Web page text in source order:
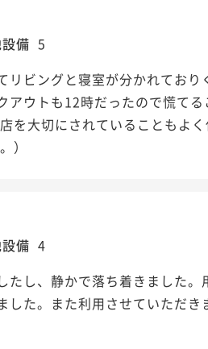
備 5
ビングと寝室が分かれており
アウトも12時だったので慌てる
を大切にされていることもよく
）
備 4
し、静かで落ち着きました。
た。また利用させていただき